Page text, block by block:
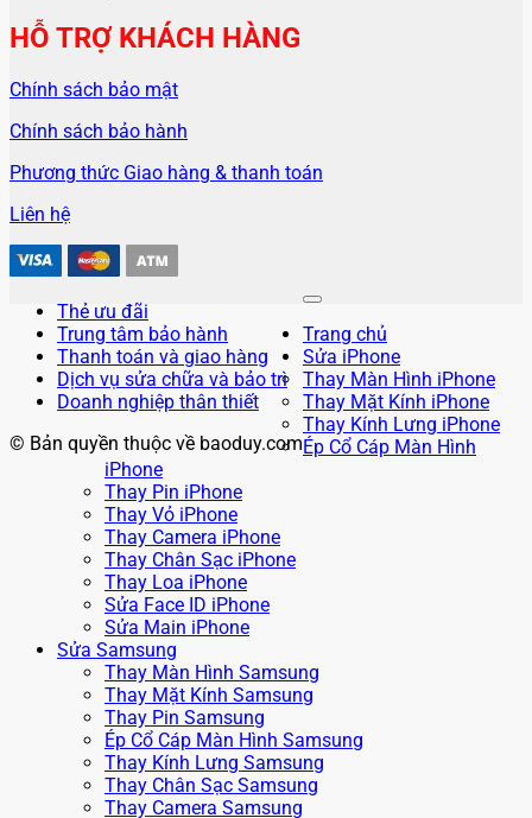
HỖ TRỢ KHÁCH HÀNG
Chính sách bảo mật
Chính sách bảo hành
Phương thức Giao hàng & thanh toán
Liên hệ
Thẻ ưu đãi
Trung tâm bảo hành
Thanh toán và giao hàng
Dịch vụ sửa chữa và bảo trì
Doanh nghiệp thân thiết
© Bản quyền thuộc về baoduy.com
Trang chủ
Sửa iPhone
Thay Màn Hình iPhone
Thay Mặt Kính iPhone
Thay Kính Lưng iPhone
Ép Cổ Cáp Màn Hình
iPhone
Thay Pin iPhone
Thay Vỏ iPhone
Thay Camera iPhone
Thay Chân Sạc iPhone
Thay Loa iPhone
Sửa Face ID iPhone
Sửa Main iPhone
Sửa Samsung
Thay Màn Hình Samsung
Thay Mặt Kính Samsung
Thay Pin Samsung
Ép Cổ Cáp Màn Hình Samsung
Thay Kính Lưng Samsung
Thay Chân Sạc Samsung
Thay Camera Samsung